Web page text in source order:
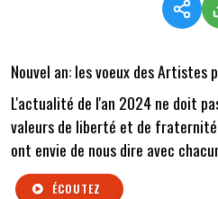
Nouvel an: les voeux des Artistes
L'actualité de l'an 2024 ne doit
valeurs de liberté et de
ont envie de nous dire avec
ÉCOUTEZ